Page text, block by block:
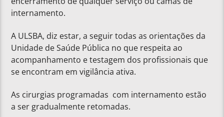
internamento.
A ULSBA, diz estar, a seguir todas as orientações da
Unidade de Saúde Pública no que respeita ao
acompanhamento e testagem dos profissionais que
se encontram em vigilância ativa.
As cirurgias programadas com internamento estão
a ser gradualmente retomadas.